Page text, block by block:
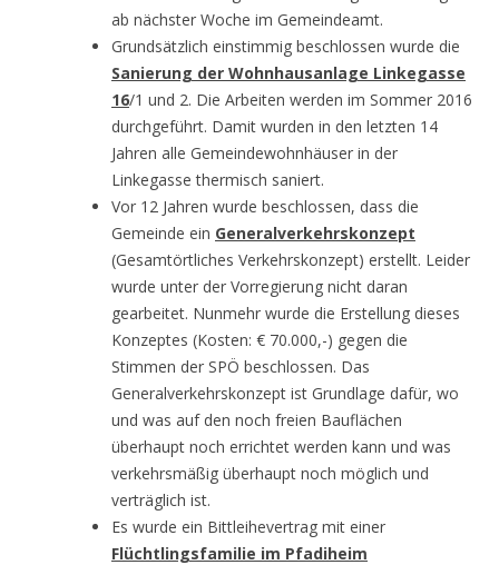
ab nächster Woche im Gemeindeamt.
Grundsätzlich einstimmig beschlossen wurde die
Sanierung der Wohnhausanlage Linkegasse
16/1 und 2. Die Arbeiten werden im Sommer 2016
durchgeführt. Damit wurden in den letzten 14
Jahren alle Gemeindewohnhäuser in der
Linkegasse thermisch saniert.
Vor 12 Jahren wurde beschlossen, dass die
Gemeinde ein Generalverkehrskonzept
(Gesamtörtliches Verkehrskonzept) erstellt. Leider
wurde unter der Vorregierung nicht daran
gearbeitet. Nunmehr wurde die Erstellung dieses
Konzeptes (Kosten: € 70.000,-) gegen die
Stimmen der SPÖ beschlossen. Das
Generalverkehrskonzept ist Grundlage dafür, wo
und was auf den noch freien Bauflächen
überhaupt noch errichtet werden kann und was
verkehrsmäßig überhaupt noch möglich und
verträglich ist.
Es wurde ein Bittleihevertrag mit einer
Flüchtlingsfamilie im Pfadiheim